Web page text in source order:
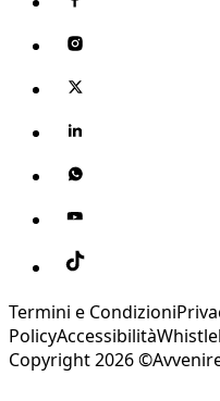
Termini e Condizioni
PolicyAccessibilità
Copyright 2026